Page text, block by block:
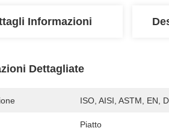
Informazioni
Dettagliate
ISO, AISI, ASTM, EN,
Piatto